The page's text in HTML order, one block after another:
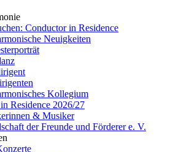
Conductor in Residence
Neuigkeiten
Kollegium
Residence 2026/27
& Musiker
der Freunde und Förderer e. V.